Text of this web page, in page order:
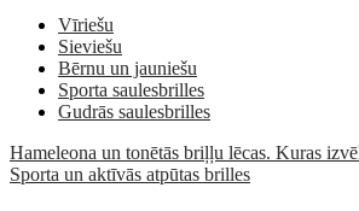
Vīriešu
Sieviešu
Bērnu un jauniešu
Sporta saulesbrilles
Gudrās saulesbrilles
Hameleona un tonētās briļļu lēcas. Kuras
Sporta un aktīvās atpūtas brilles